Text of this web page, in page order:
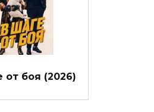
от боя (2026)